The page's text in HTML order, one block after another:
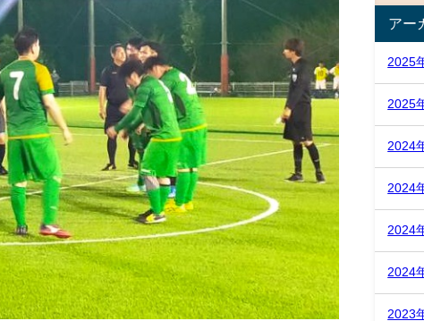
アー
2025
2025
2024
2024
2024
2024
2023